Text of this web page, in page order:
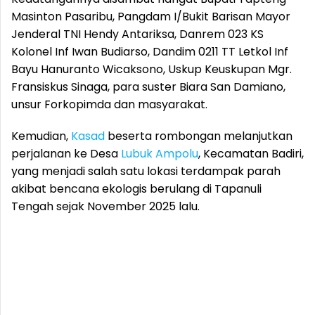
Masinton Pasaribu, Pangdam I/Bukit Barisan Mayor
Jenderal TNI Hendy Antariksa, Danrem 023 KS
Kolonel Inf Iwan Budiarso, Dandim 0211 TT Letkol Inf
Bayu Hanuranto Wicaksono, Uskup Keuskupan Mgr.
Fransiskus Sinaga, para suster Biara San Damiano,
unsur Forkopimda dan masyarakat.
Kemudian, Kasad beserta rombongan melanjutkan
perjalanan ke Desa Lubuk Ampolu, Kecamatan Badiri,
yang menjadi salah satu lokasi terdampak parah
akibat bencana ekologis berulang di Tapanuli
Tengah sejak November 2025 lalu.